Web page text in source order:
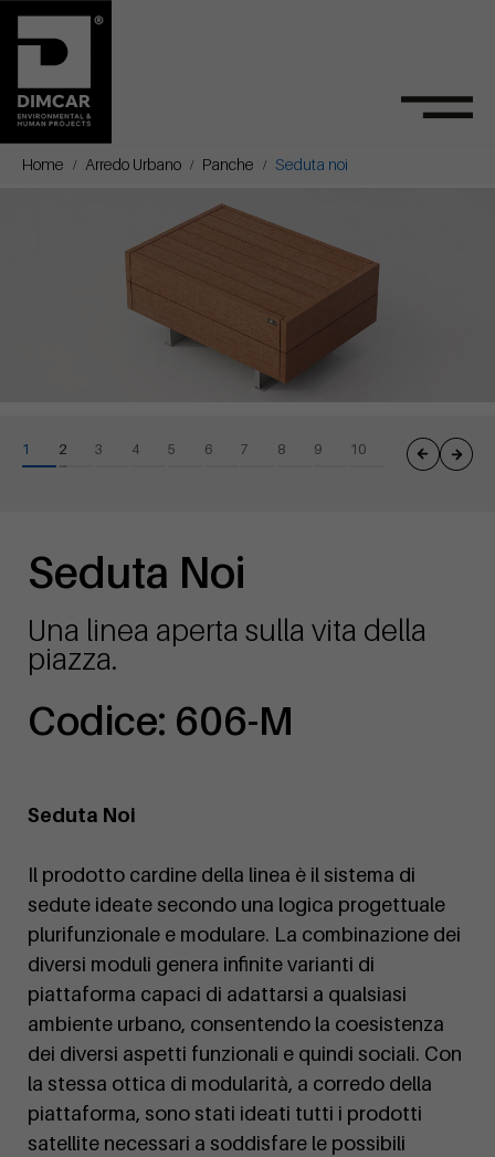
Home Arredo Urbano Panche Seduta noi
Seduta Noi
Una linea aperta sulla vita della
piazza.
Codice: 606-M
Seduta Noi
Il prodotto cardine della linea è il sistema di
sedute ideate secondo una logica progettuale
plurifunzionale e modulare. La combinazione dei
diversi moduli genera infinite varianti di
piattaforma capaci di adattarsi a qualsiasi
ambiente urbano, consentendo la coesistenza
dei diversi aspetti funzionali e quindi sociali. Con
la stessa ottica di modularità, a corredo della
piattaforma, sono stati ideati tutti i prodotti
satellite necessari a soddisfare le possibili